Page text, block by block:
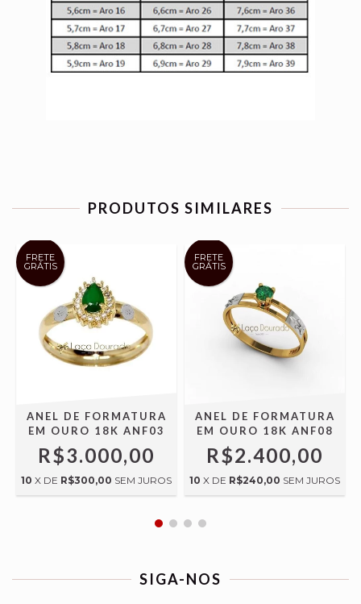
PRODUTOS SIMILARES
FRETE
GRÁTIS
ANEL DE FORMATURA
EM OURO 18K ANF03
R$3.000,00
10 X DE R$300,00 SEM JUROS
FRETE
GRÁTIS
ANEL DE FORMATURA
EM OURO 18K ANF08
R$2.400,00
10 X DE R$240,00 SEM JUROS
SIGA-NOS